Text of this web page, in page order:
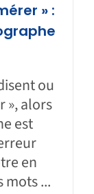
» :
ou
», alors
est
en
mots ...